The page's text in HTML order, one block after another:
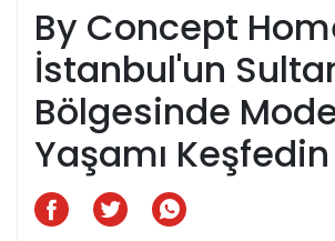
By Concept
İstanbul'un
Bölgesinde
Yaşamı Keşfedin